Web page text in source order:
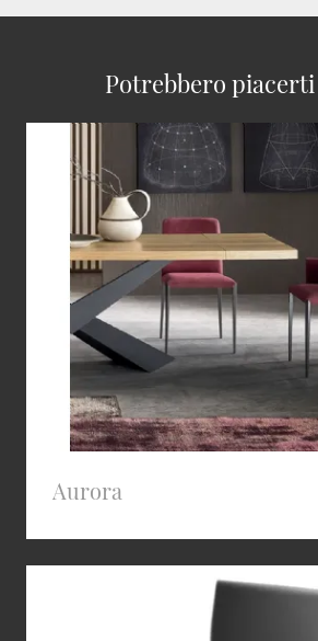
Potrebbero piacerti
Aurora